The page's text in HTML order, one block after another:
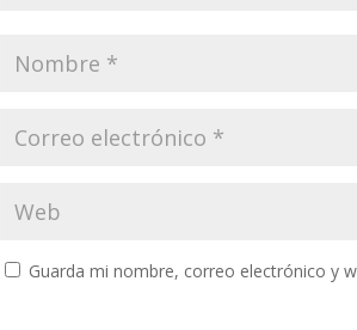
Guarda mi nombre, correo electrónico y